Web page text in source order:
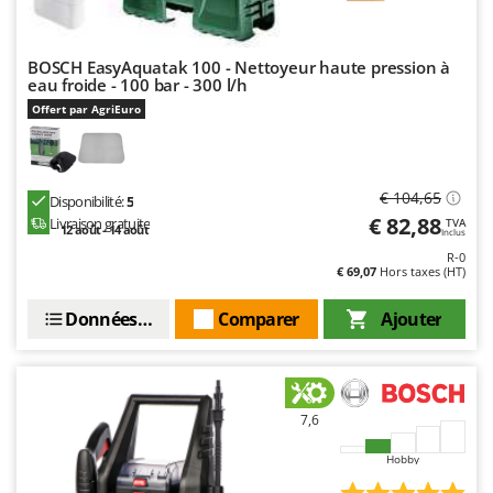
BOSCH EasyAquatak 100 - Nettoyeur haute pression à
eau froide - 100 bar - 300 l/h
Offert par AgriEuro
Disponibilité:5
Livraison gratuite
12 août - 14 août
€ 104,65
€ 82,88 TVA
Inclus
R-0
€ 69,07 Hors taxes (HT)
Ajouter
Comparer
Données techniques
7,6
Hobby